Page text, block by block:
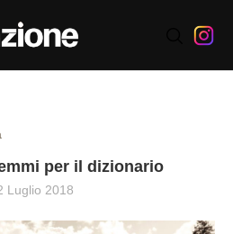
per il dizionario
Luglio 2018